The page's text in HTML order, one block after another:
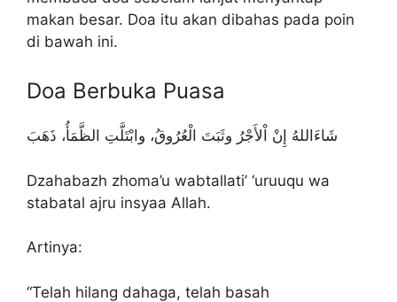
makan besar. Doa itu akan dibahas pada poin
di bawah ini.
Doa Berbuka Puasa
شَاءَاللهُ إِنْ اْلأَجْرُ وثَبَتَ الْعُرُوقُ، وابْتَلَّتِ الظَّمَأُ، ذَهَبَ
Dzahabazh zhoma’u wabtallati’ ‘uruuqu wa
stabatal ajru insyaa Allah.
Artinya:
“Telah hilang dahaga, telah basah